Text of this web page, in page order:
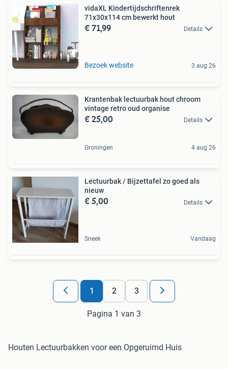
vidaXL Kindertijdschriftenrek
71x30x114 cm bewerkt hout
€ 71,99 Details
Bezoek website 3 aug 26
Krantenbak lectuurbak hout chroom
vintage retro oud organise
€ 25,00 Details
Groningen 4 aug 26
Lectuurbak / Bijzettafel zo goed als
nieuw
€ 5,00 Details
Sneek Vandaag
1 2 3
Pagina 1 van 3
Houten Lectuurbakken voor een Opgeruimd Huis